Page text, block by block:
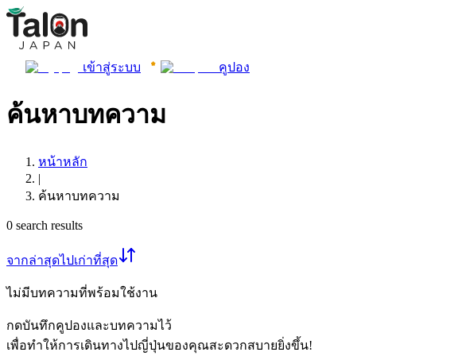
เข้าสู่ระบบ คูปอง
ค้นหาบทความ
หน้าหลัก
|
ค้นหาบทความ
0 search results
จากล่าสุดไปเก่าที่สุด
ไม่มีบทความที่พร้อมใช้งาน
กดบันทึกคูปองและบทความไว้
เพื่อทำให้การเดินทางไปญี่ปุ่นของคุณสะดวกสบายยิ่งขึ้น!